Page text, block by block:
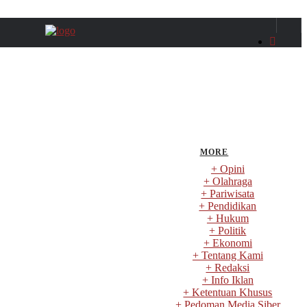
MORE
+ Opini
+ Olahraga
+ Pariwisata
+ Pendidikan
+ Hukum
+ Politik
+ Ekonomi
+ Tentang Kami
+ Redaksi
+ Info Iklan
+ Ketentuan Khusus
+ Pedoman Media Siber